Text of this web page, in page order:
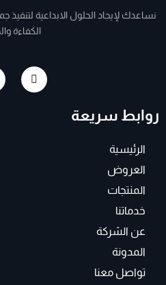
نساعدك لإيجاد الحلول الابداعية
الكفاءة
F
a
c
روابط سريعة
الرئيسية
العروض
المنتجات
خدماتنا
عن الشركة
المدونة
تواصل معنا